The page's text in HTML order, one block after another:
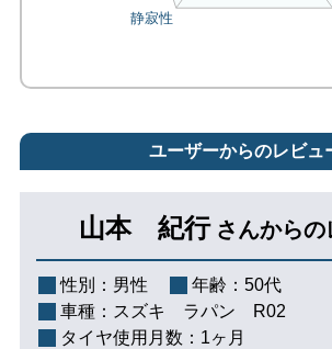
ユーザーからのレビュ
山本 紀行 さんからの
性別： 男性 年齢： 50代
車種： スズキ ラパン R02
タイヤ使用月数： 1ヶ月